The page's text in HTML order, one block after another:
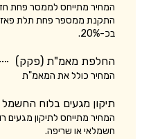
המחיר מתייחס לממסר פחת
התקנת ממספר פחת תלת
בכ-20%.
החלפת מאמ"ת (פקק)
המחיר כולל את המאמ"ת
תיקון מגעים בלוח החשמל
המחיר מתייחס לתיקון מגעים
חשמלאי או שריפה.